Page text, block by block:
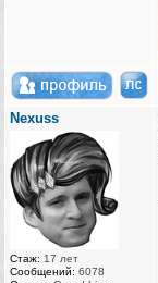
Nexuss
Стаж: 17 лет
Сообщений: 6078